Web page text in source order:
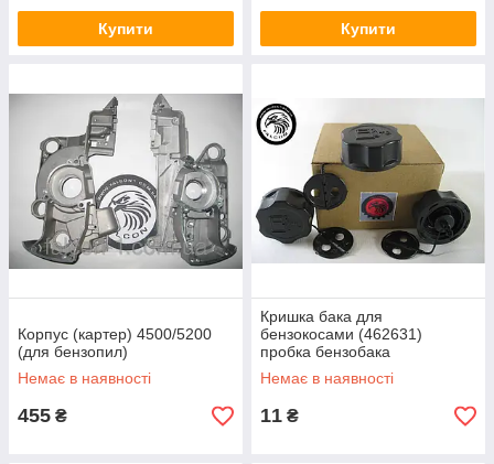
Купити Купити
Корпус (картер) 4500/5200
(для бензопил)
Немає в наявності
455 ₴
Кришка бака для
бензокосами (462631)
пробка бензобака
Немає в наявності
11 ₴